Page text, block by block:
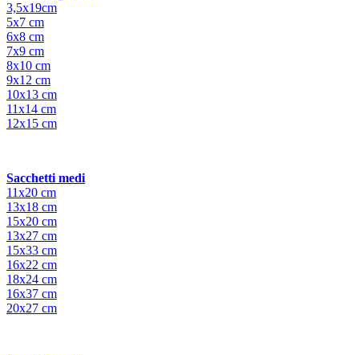
3,5x19cm
5x7 cm
6x8 cm
7x9 cm
8x10 cm
9x12 cm
10x13 cm
11x14 cm
12x15 cm
Sacchetti medi
11x20 cm
13x18 cm
15x20 cm
13x27 cm
15x33 cm
16x22 cm
18x24 cm
16x37 cm
20x27 cm